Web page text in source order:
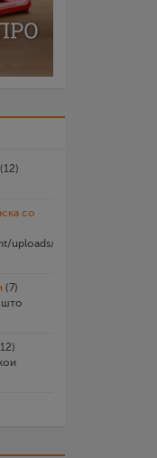
(12)
со
uploads/2026/07/
(7)
што